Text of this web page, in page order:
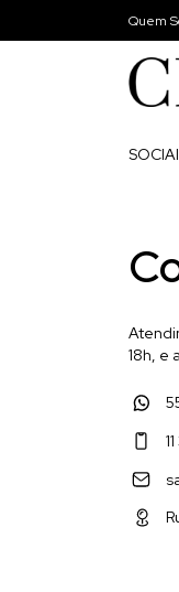
Quem
18h, e